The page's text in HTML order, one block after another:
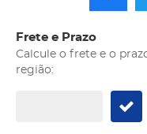
Frete e Prazo
Calcule o frete e o
região: